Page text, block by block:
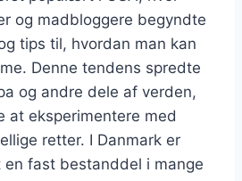
og madbloggere begyndte
tips til, hvordan man kan
Denne tendens spredte
og andre dele af verden,
at eksperimentere med
retter. I Danmark er
en fast bestanddel i mange